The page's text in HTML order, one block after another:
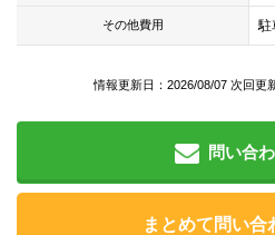
その他費用 駐
情報更新日：2026/08/07 次回更
問い合
まとめて問い合